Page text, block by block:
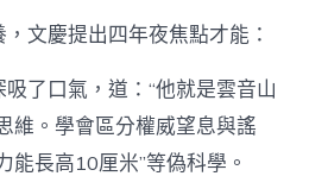
文慶提出四年夜焦點才能：
了口氣，道：“他就是雲音山
維。學會區分權威望息與謠
能長高10厘米”等偽科學。